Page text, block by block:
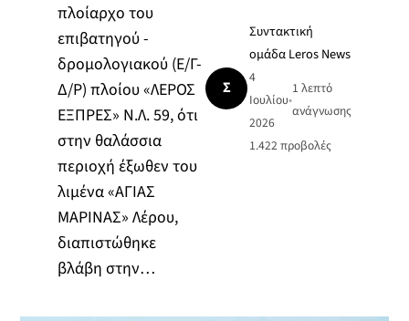
πλοίαρχο του
επιβατηγού -
δρομολογιακού (Ε/Γ-
Δ/Ρ) πλοίου «ΛΕΡΟΣ
ΕΞΠΡΕΣ» Ν.Λ. 59, ότι
στην θαλάσσια
περιοχή έξωθεν του
λιμένα «ΑΓΙΑΣ
ΜΑΡΙΝΑΣ» Λέρου,
διαπιστώθηκε
βλάβη στην…
Σ
Συντακτική
ομάδα Leros News
4
Ιουλίου
2026
•
1 λεπτό
ανάγνωσης
1.422 προβολές